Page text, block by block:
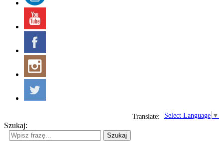
Select Language ▼
Translate:
Szukaj:
Szukaj